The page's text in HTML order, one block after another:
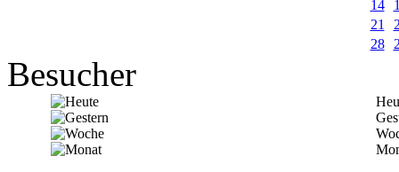
14
21
28
Besucher